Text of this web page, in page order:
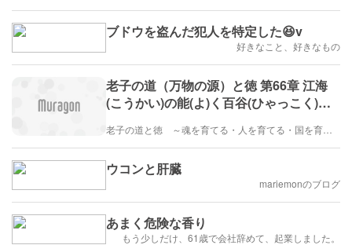
ブドウを盗んだ犯人を特定した😆v
好きなこと、好きなもの
老子の道（万物の源）と徳 第66章 江海
(こうかい)の能(よ)く百谷(ひゃっこく)の
グレー（分子波動・中庸・中道）から白
（量子波動・中性子）に移行する
ウコンと肝臓
mariemonのブログ
あまく危険な香り
もう少しだけ、61歳で会社辞めて、起業しました。